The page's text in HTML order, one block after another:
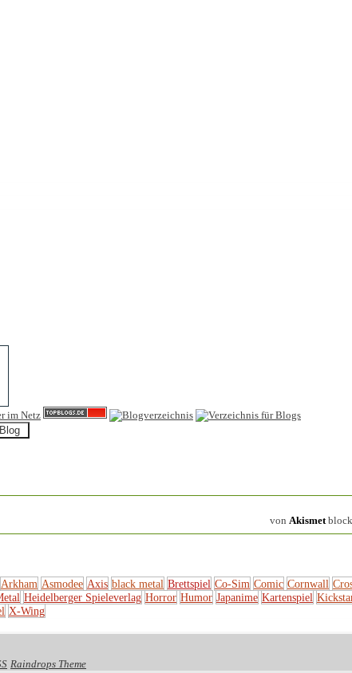
von Akismet
Arkham Asmodee Axis black metal Brettspiel Co-Sim Comic Cornwall
Heidelberger Spieleverlag Horror Humor Japanime Kartenspiel
X-Wing
Raindrops Theme